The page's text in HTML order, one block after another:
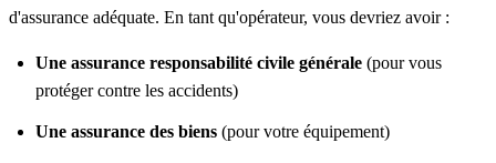
d'assurance adéquate. En tant qu'opérateur, vous devriez avoir :
Une assurance responsabilité civile générale (pour vous
protéger contre les accidents)
Une assurance des biens (pour votre équipement)